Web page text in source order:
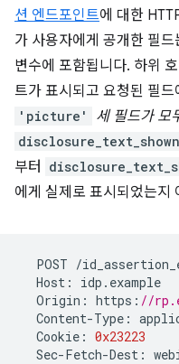
션 엔드포인트에 대한
가 사용자에게 공개한 필드
변수에 포함됩니다. 하위
트가 표시되고 요청된 필드
'picture' 세 필드가 모
부터
에게 실제로 표시되었는지
POST /
Host : idp . example
Origin : https : //
Content-Type :
Cookie : 0x23223
Sec-Fetch-Dest :